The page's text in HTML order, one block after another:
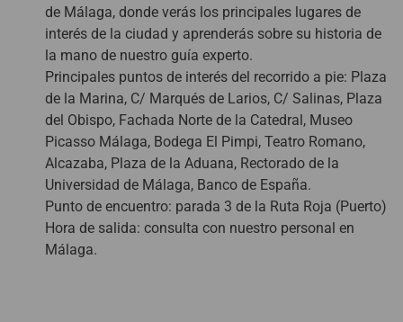
de Málaga, donde verás los principales lugares de
interés de la ciudad y aprenderás sobre su historia de
la mano de nuestro guía experto.
Principales puntos de interés del recorrido a pie: Plaza
de la Marina, C/ Marqués de Larios, C/ Salinas, Plaza
del Obispo, Fachada Norte de la Catedral, Museo
Picasso Málaga, Bodega El Pimpi, Teatro Romano,
Alcazaba, Plaza de la Aduana, Rectorado de la
Universidad de Málaga, Banco de España.
Punto de encuentro: parada 3 de la Ruta Roja (Puerto)
Hora de salida: consulta con nuestro personal en
Málaga.